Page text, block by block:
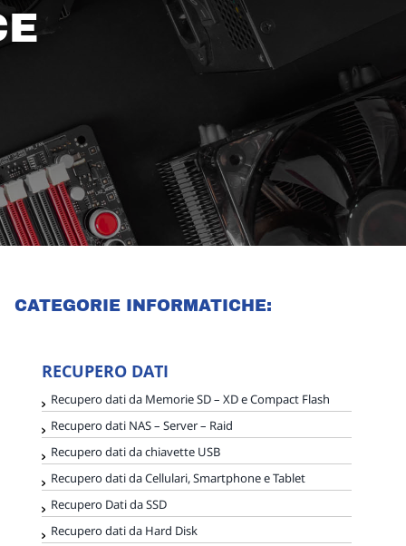
CATEGORIE INFORMATICHE:
RECUPERO DATI
Recupero dati da Memorie SD – XD e Compact Flash
Recupero dati NAS – Server – Raid
Recupero dati da chiavette USB
Recupero dati da Cellulari, Smartphone e Tablet
Recupero Dati da SSD
Recupero dati da Hard Disk